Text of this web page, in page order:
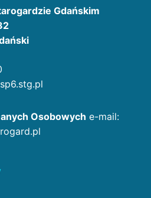
Gdańskim
Osobowych e-mail: